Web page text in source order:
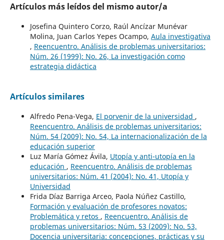
Artículos más leídos del mismo autor/a
Josefina Quintero Corzo, Raúl Ancízar Munévar
Molina, Juan Carlos Yepes Ocampo, Aula investigativa
, Reencuentro. Análisis de problemas universitarios:
Núm. 26 (1999): No. 26, La investigación como
estrategia didáctica
Artículos similares
Alfredo Pena-Vega, El porvenir de la universidad ,
Reencuentro. Análisis de problemas universitarios:
Núm. 54 (2009): No. 54, La internacionalización de la
educación superior
Luz María Gómez Ávila, Utopía y anti-utopía en la
educación , Reencuentro. Análisis de problemas
universitarios: Núm. 41 (2004): No. 41, Utopía y
Universidad
Frida Díaz Barriga Arceo, Paola Núñez Castillo,
Formación y evaluación de profesores novatos:
Problemática y retos , Reencuentro. Análisis de
problemas universitarios: Núm. 53 (2009): No. 53,
Docencia universitaria: concepciones, prácticas y su